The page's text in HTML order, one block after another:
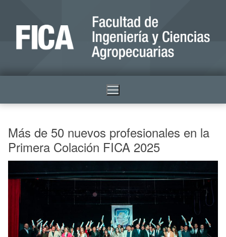
Más de 50 nuevos profesionales en la
Primera Colación FICA 2025